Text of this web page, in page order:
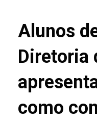
Alunos
Diretoria
como